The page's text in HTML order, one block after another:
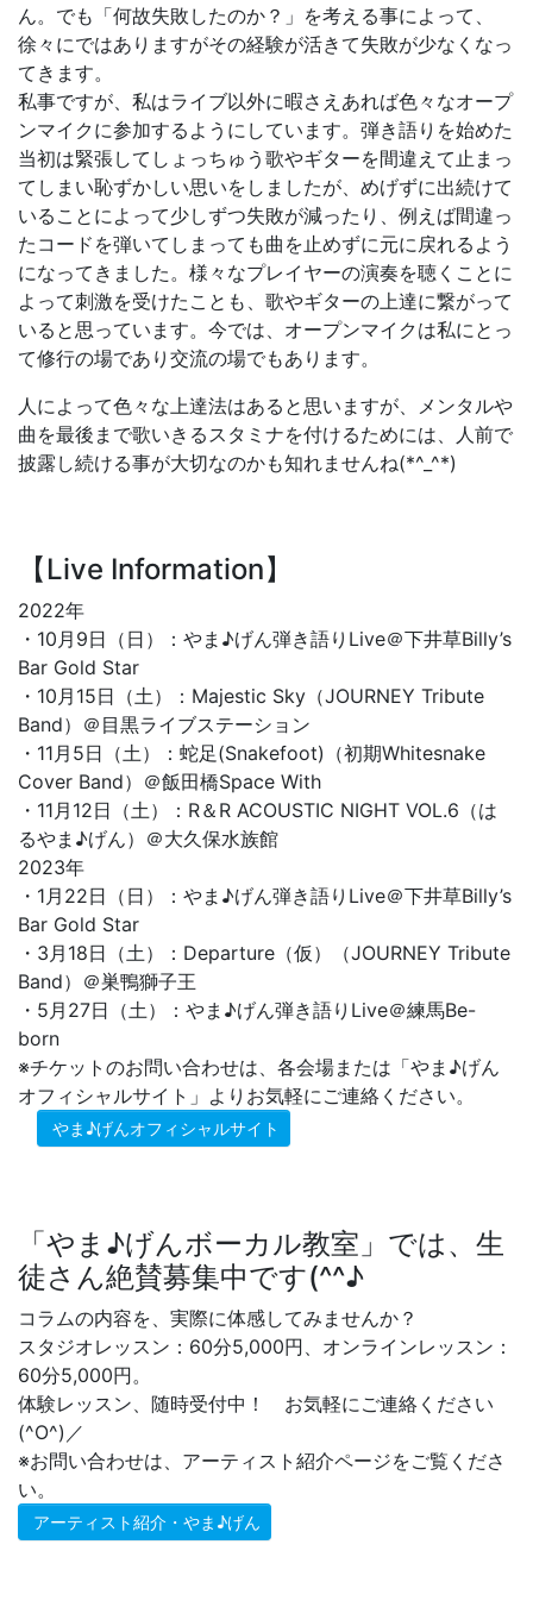
ん。でも「何故失敗したのか？」を考える事によって、
徐々にではありますがその経験が活きて失敗が少なくなっ
てきます。
私事ですが、私はライブ以外に暇さえあれば色々なオープ
ンマイクに参加するようにしています。弾き語りを始めた
当初は緊張してしょっちゅう歌やギターを間違えて止まっ
てしまい恥ずかしい思いをしましたが、めげずに出続けて
いることによって少しずつ失敗が減ったり、例えば間違っ
たコードを弾いてしまっても曲を止めずに元に戻れるよう
になってきました。様々なプレイヤーの演奏を聴くことに
よって刺激を受けたことも、歌やギターの上達に繋がって
いると思っています。今では、オープンマイクは私にとっ
て修行の場であり交流の場でもあります。
人によって色々な上達法はあると思いますが、メンタルや
曲を最後まで歌いきるスタミナを付けるためには、人前で
披露し続ける事が大切なのかも知れませんね(*^_^*)
【Live Information】
2022年
・10月9日（日）：やま♪げん弾き語りLive＠下井草Billy’s
Bar Gold Star
・10月15日（土）：Majestic Sky（JOURNEY Tribute
Band）＠目黒ライブステーション
・11月5日（土）：蛇足(Snakefoot)（初期Whitesnake
Cover Band）＠飯田橋Space With
・11月12日（土）：R＆R ACOUSTIC NIGHT VOL.6（は
るやま♪げん）＠大久保水族館
2023年
・1月22日（日）：やま♪げん弾き語りLive＠下井草Billy’s
Bar Gold Star
・3月18日（土）：Departure（仮）（JOURNEY Tribute
Band）＠巣鴨獅子王
・5月27日（土）：やま♪げん弾き語りLive＠練馬Be-
born
※チケットのお問い合わせは、各会場または「やま♪げん
オフィシャルサイト」よりお気軽にご連絡ください。
やま♪げんオフィシャルサイト
「やま♪げんボーカル教室」では、生
徒さん絶賛募集中です(^^♪
コラムの内容を、実際に体感してみませんか？
スタジオレッスン：60分5,000円、オンラインレッスン：
60分5,000円。
体験レッスン、随時受付中！ お気軽にご連絡ください
(^O^)／
※お問い合わせは、アーティスト紹介ページをご覧くださ
い。
アーティスト紹介・やま♪げん